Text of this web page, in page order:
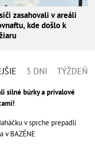
zasahovali v areáli
kde došlo k
3 DNI TÝŽDEŇ
silné búrky a prívalové
v sprche prepadli
v BAZÉNE